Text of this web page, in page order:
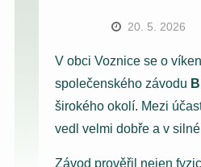
20. 5. 2026
V obci Voznicese o
společenského závodu
širokého okolí. Mezi
vedl velmi dobře a v
Závod prověřil nejen